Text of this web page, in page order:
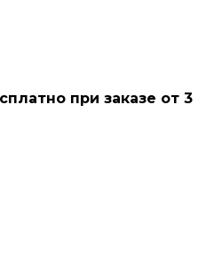
при заказе от 3